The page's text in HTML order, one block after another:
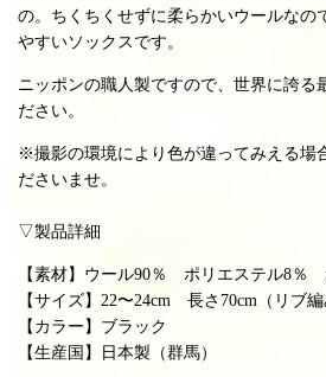
の。ちくちくせずに柔らかいウールなの
やすいソックスです。
ニッポンの職人製ですので、世界に誇る
ださい。
※撮影の環境により色が違ってみえる場
ださいませ。
▽製品詳細
【素材】 ウール90％ ポリエステル8％
【サイズ】22〜24cm 長さ70cm（リブ
【カラー】ブラック
【生産国】日本製（群馬）